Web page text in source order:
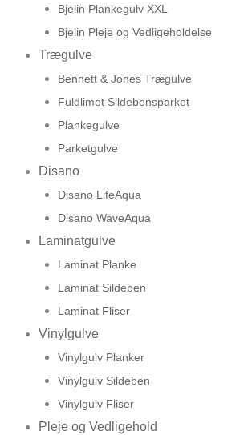
Bjelin Plankegulv XXL
Bjelin Pleje og Vedligeholdelse
Trægulve
Bennett & Jones Trægulve
Fuldlimet Sildebensparket
Plankegulve
Parketgulve
Disano
Disano LifeAqua
Disano WaveAqua
Laminatgulve
Laminat Planke
Laminat Sildeben
Laminat Fliser
Vinylgulve
Vinylgulv Planker
Vinylgulv Sildeben
Vinylgulv Fliser
Pleje og Vedligehold